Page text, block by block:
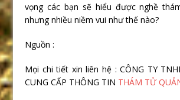
vọng các bạn sẽ hiểu được nghề
nhưng nhiều niềm vui như thế nào?
Nguồn :
Mọi chi tiết xin liên hệ : CÔNG TY
CUNG CẤP THÔNG TIN THÁM TỬ